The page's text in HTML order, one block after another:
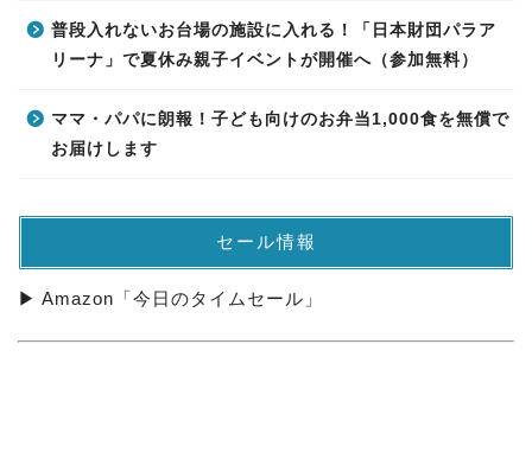
普段入れないお台場の施設に入れる！「日本財団パラア
リーナ」で夏休み親子イベントが開催へ（参加無料）
ママ・パパに朗報！子ども向けのお弁当1,000食を無償で
お届けします
セール情報
▶ Amazon「今日のタイムセール」